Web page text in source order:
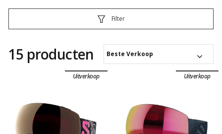
Filter
15 producten Beste Verkoop
Uitverkoop Uitverkoop